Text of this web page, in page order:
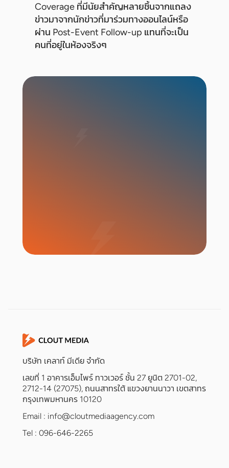
Coverage ที่มีนัยสำคัญหลายชิ้นจากแถลง
ข่าวมาจากนักข่าวที่มาร่วมทางออนไลน์หรือ
ผ่าน Post-Event Follow-up แทนที่จะเป็น
คนที่อยู่ในห้องจริงๆ
บริษัท เคลาท์ มีเดีย จำกัด
เลขที่ 1 อาคารเอ็มไพร์ ทาวเวอร์ ชั้น 27 ยูนิต 2701-02,
2712-14 (27075), ถนนสาทรใต้ แขวงยานนาวา เขตสาทร
กรุงเทพมหานคร 10120
Email : info@cloutmediaagency.com
Tel : 096-646-2265